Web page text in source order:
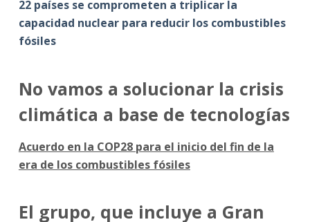
22 países se comprometen a triplicar la
capacidad nuclear para reducir los combustibles
fósiles
No vamos a solucionar la crisis
climática a base de tecnologías
Acuerdo en la COP28 para el inicio del fin de la
era de los combustibles fósiles
El grupo, que incluye a Gran